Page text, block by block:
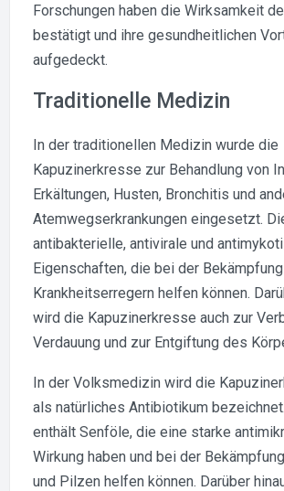
Forschungen haben die Wirksamkeit
bestätigt und ihre gesundheitlichen
aufgedeckt.
Traditionelle Medizin
In der traditionellen Medizin wurde die
Kapuzinerkresse zur Behandlung von
Erkältungen, Husten, Bronchitis und
Atemwegserkrankungen eingesetzt.
antibakterielle, antivirale und
Eigenschaften, die bei der
Krankheitserregern helfen können.
wird die Kapuzinerkresse auch zur
Verdauung und zur Entgiftung des
In der Volksmedizin wird die
als natürliches Antibiotikum
enthält Senföle, die eine starke
Wirkung haben und bei der
und Pilzen helfen können. Darüber